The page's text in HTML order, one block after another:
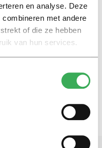
en analyse. Deze
met andere
of die ze hebben
van hun services.
2019
I used to hate